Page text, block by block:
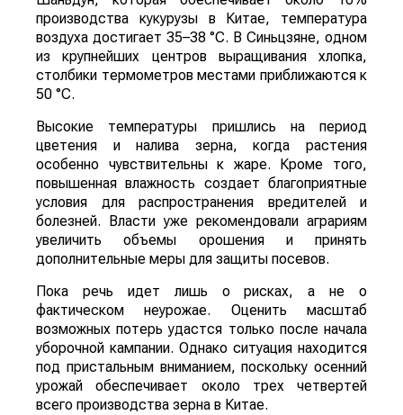
производства кукурузы в Китае, температура
воздуха достигает 35–38 °C. В Синьцзяне, одном
из крупнейших центров выращивания хлопка,
столбики термометров местами приближаются к
50 °C.
Высокие температуры пришлись на период
цветения и налива зерна, когда растения
особенно чувствительны к жаре. Кроме того,
повышенная влажность создает благоприятные
условия для распространения вредителей и
болезней. Власти уже рекомендовали аграриям
увеличить объемы орошения и принять
дополнительные меры для защиты посевов.
Пока речь идет лишь о рисках, а не о
фактическом неурожае. Оценить масштаб
возможных потерь удастся только после начала
уборочной кампании. Однако ситуация находится
под пристальным вниманием, поскольку осенний
урожай обеспечивает около трех четвертей
всего производства зерна в Китае.